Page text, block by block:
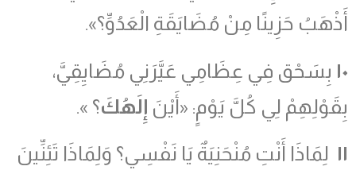
أَذْهَبُ حَزِينًا مِنْ مُضَايَقَةِ الْعَدُوِّ؟».
١٠ بِسَحْق فِي عِظَامِي عَيَّرَنِي مُضَايِقِيَّ،
بِقَوْلِهِمْ لِي كُلَّ يَوْمٍ: «أَيْنَ إِلَهُكَ؟ ».
١١ لِمَاذَا أَنْتِ مُنْحَنِيَةٌ يَا نَفْسِي؟ وَلِمَاذَا تَئِنِّينَ